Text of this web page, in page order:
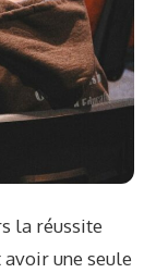
la réussite
une seule